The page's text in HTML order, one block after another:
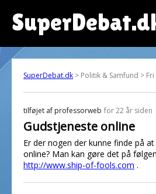
SuperDebat.dk > Politik & Samfund >
tilføjet af professorweb for 22 år siden
Gudstjeneste online
Er der nogen der kunne finde på
online? Man kan gøre det på
http://www.ship-of-fools.com .